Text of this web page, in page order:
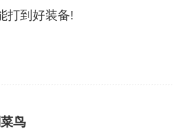
打到好装备!
鸟